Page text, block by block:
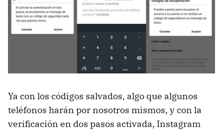
Ya con los códigos salvados, algo que algunos
teléfonos harán por nosotros mismos, y con la
verificación en dos pasos activada, Instagram